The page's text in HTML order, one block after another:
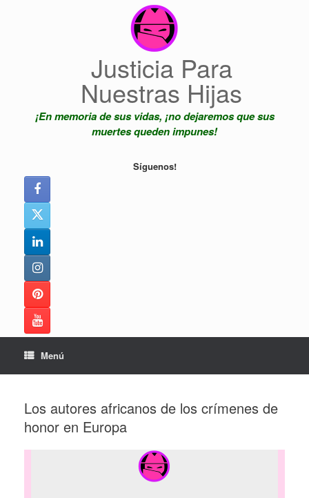
Justicia Para
Nuestras Hijas
¡En memoria de sus vidas, ¡no dejaremos que sus
muertes queden impunes!
Síguenos!
Menú
Los autores africanos de los crímenes de
honor en Europa